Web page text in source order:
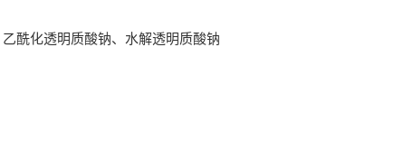
酰化透明质酸钠、水解透明质酸钠